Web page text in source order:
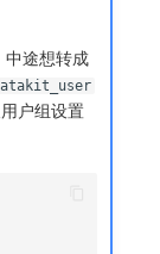
中途想转成
户组设置